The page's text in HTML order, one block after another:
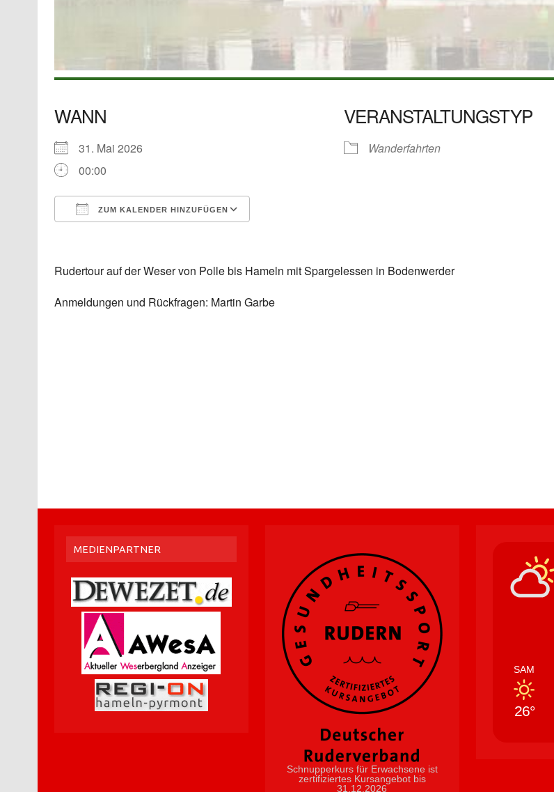
WANN
31. Mai 2026
00:00
ZUM KALENDER HINZUFÜGEN
VERANSTALTUNGSTYP
Wanderfahrten
Rudertour auf der Weser von Polle bis Hameln mit Spargelessen in Bodenwerder
Anmeldungen und Rückfragen: Martin Garbe
MEDIENPARTNER
Schnupperkurs für Erwachsene ist
zertifiziertes Kursangebot bis
31.12.2026
SAM
26°